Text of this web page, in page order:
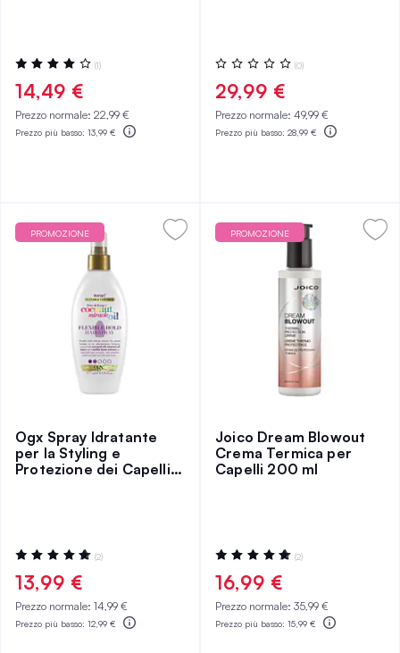
Valutazione:
80%
(1)
14,49 €
Prezzo normale: 22,99 €
Prezzo più basso: 13,99 €
Valutazione:
0%
(0)
29,99 €
Prezzo normale: 49,99 €
Prezzo più basso: 28,99 €
PROMOZIONE
Ogx Spray Idratante
per la Styling e
Protezione dei Capelli
Valutazione:
100%
(2)
13,99 €
Prezzo normale: 14,99 €
Prezzo più basso: 12,99 €
PROMOZIONE
Joico Dream Blowout
Crema Termica per
Capelli 200 ml
Valutazione:
100%
(2)
16,99 €
Prezzo normale: 35,99 €
Prezzo più basso: 15,99 €